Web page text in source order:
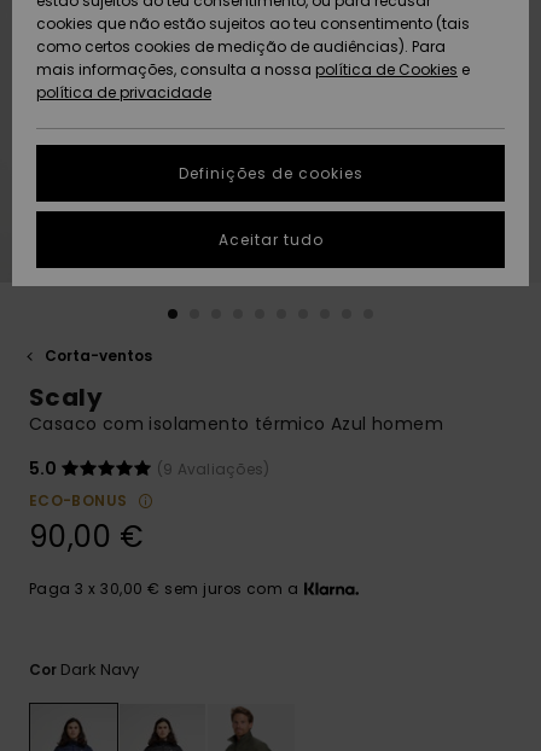
Artigos
recém-
chegados
Coleções
Artigos
recém-
chegados
Highlights
Community
AJUDA
Protecção de
dados
Guia de
tamanhos
conversa para
obteres a
resposta mais
respostas
para as
formulário de
SUSTAINABILITY
PRESENTE
DESEJO
Corta-ventos
Scaly
Casaco com isolamento térmico Azul homem
5.0
(9 Avaliações)
ECO-BONUS
90,00 €
Paga 3 x 30,00 € sem juros com a
Cor Dark Navy
cookies que não estão sujeitos ao teu consentimento (tais
como certos cookies de medição de audiências). Para
mais informações, consulta a nossa política de Cookies e
política de privacidade
Definições de cookies
Aceitar tudo